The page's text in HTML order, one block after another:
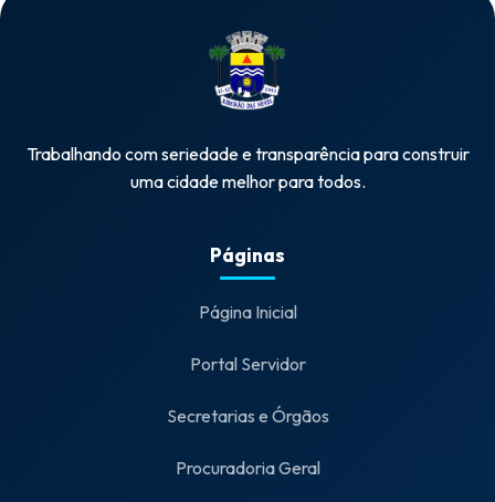
Trabalhando com seriedade e transparência para construir
uma cidade melhor para todos.
Páginas
Página Inicial
Portal Servidor
Secretarias e Órgãos
Procuradoria Geral